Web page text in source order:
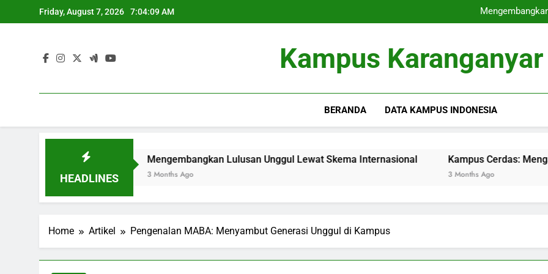
to
Friday, August 7, 2026 7:04:10 AM
Kampus Cerdas:
Kampus Cerdas:
Kampus Karanganyar
BERANDA DATA KAMPUS INDONESIA
HEADLINES
Mengembangkan Lulusan Unggul Lewat Skema Internasional
3 Months Ago
Kampus Cerdas: Mengatur Tata
Home Artikel Pengenalan MABA: Menyambut Generasi Unggul di Kampus